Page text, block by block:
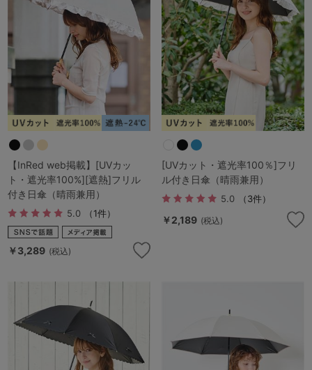
【InRed web掲載】[UVカッ
ト・遮光率100%][遮熱]フリル
付き日傘（晴雨兼用）
5.0 （1件）
￥3,289 (税込)
[UVカット・遮光率100％]フリ
ル付き日傘（晴雨兼用）
5.0 （3件）
￥2,189 (税込)